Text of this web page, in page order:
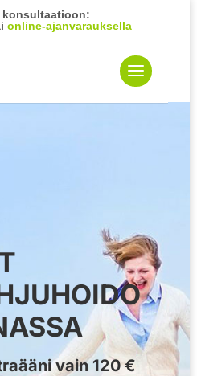
konsultaatioon:
online-ajanvarauksella
vain 120 €